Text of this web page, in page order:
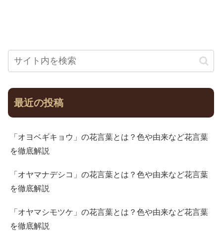
最近の投稿
「オヨベギキョウ」の花言葉とは？色や由来など花言葉
を徹底解説
「オヤマナデシコ」の花言葉とは？色や由来など花言葉
を徹底解説
「オヤマシモツケ」の花言葉とは？色や由来など花言葉
を徹底解説